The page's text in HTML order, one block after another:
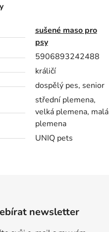
sušené maso pro
psy
5906893242488
králičí
dospělý pes, senior
střední plemena,
velká plemena, malá
plemena
UNIQ pets
newsletter